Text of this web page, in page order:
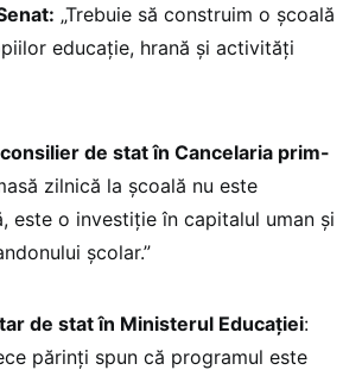
„Trebuie să construim o școală
educație, hrană și activități
de stat în Cancelaria prim-
zilnică la școală nu este
este o investiție în capitalul uman și
școlar.”
de stat în Ministerul Educației:
părinți spun că programul este